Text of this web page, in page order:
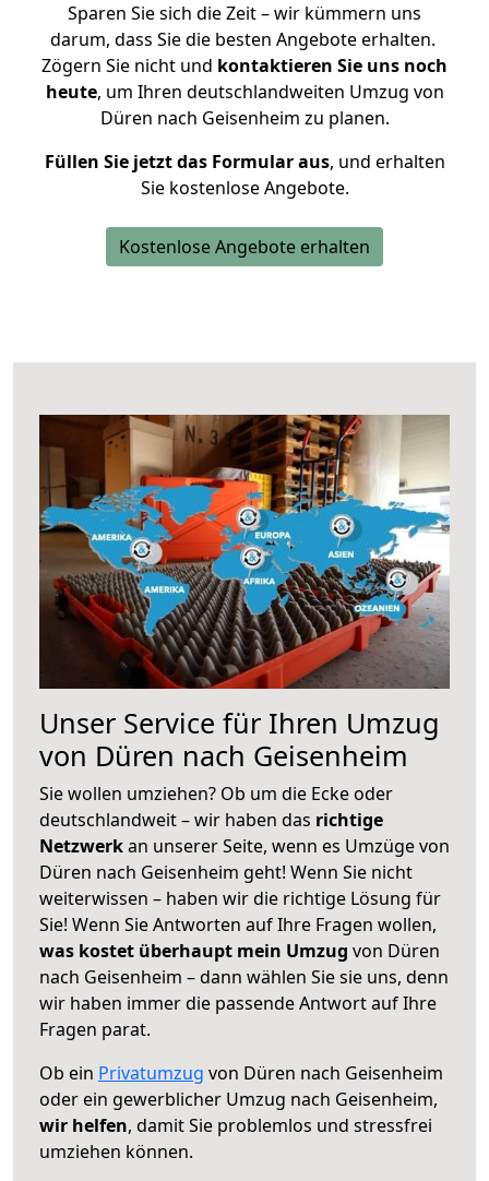
Sparen Sie sich die Zeit – wir kümmern uns
darum, dass Sie die besten Angebote erhalten.
Zögern Sie nicht und kontaktieren Sie uns noch
heute, um Ihren deutschlandweiten Umzug von
Düren nach Geisenheim zu planen.
Füllen Sie jetzt das Formular aus, und erhalten
Sie kostenlose Angebote.
Kostenlose Angebote erhalten
Unser Service für Ihren Umzug
von Düren nach Geisenheim
Sie wollen umziehen? Ob um die Ecke oder
deutschlandweit – wir haben das richtige
Netzwerkan unserer Seite, wenn es Umzüge von
Düren nach Geisenheim geht! Wenn Sie nicht
weiterwissen – haben wir die richtige Lösung für
Sie! Wenn Sie Antworten auf Ihre Fragen wollen,
was kostet überhaupt mein Umzug von Düren
nach Geisenheim – dann wählen Sie sie uns, denn
wir haben immer die passende Antwort auf Ihre
Fragen parat.
Ob ein Privatumzug von Düren nach Geisenheim
oder ein gewerblicher Umzug nach Geisenheim,
wir helfen, damit Sie problemlos und stressfrei
umziehen können.